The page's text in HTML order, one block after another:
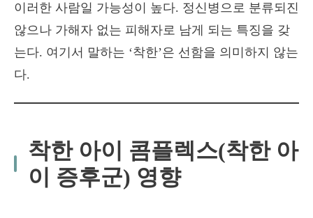
이러한 사람일 가능성이 높다. 정신병으로 분류되진
않으나 가해자 없는 피해자로 남게 되는 특징을 갖
는다. 여기서 말하는 ‘착한’은 선함을 의미하지 않는
다.
착한 아이 콤플렉스(착한 아
이 증후군) 영향